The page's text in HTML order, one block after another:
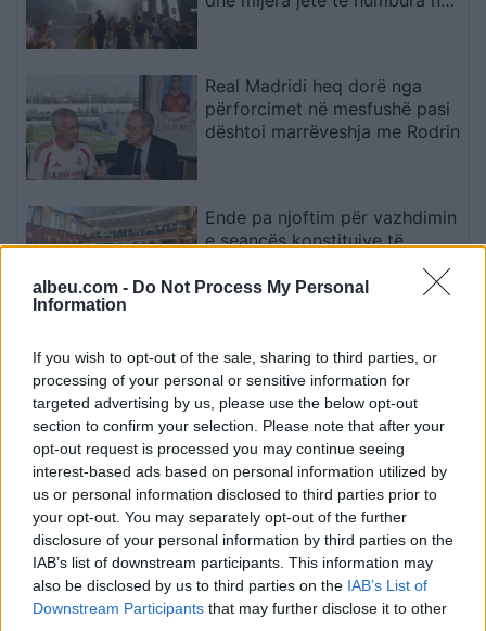
albeu.com - Do Not Process My Personal
Information
If you wish to opt-out of the sale, sharing to third parties, or
processing of your personal or sensitive information for
targeted advertising by us, please use the below opt-out
section to confirm your selection. Please note that after your
opt-out request is processed you may continue seeing
interest-based ads based on personal information utilized by
us or personal information disclosed to third parties prior to
your opt-out. You may separately opt-out of the further
disclosure of your personal information by third parties on the
IAB’s list of downstream participants. This information may
also be disclosed by us to third parties on the IAB’s List of
Downstream Participants that may further disclose it to other
Real Madridi heq dorë nga
përforcimet në mesfushë pasi
dështoi marrëveshja me Rodrin
Ende pa njoftim për vazhdimin
e seancës konstituive të
Aksidenti tragjik në Bavari,
ambasadori Ajeti ngushëllon
familjarët e tre viktimave nga
Kosova
SPGPM kërkon që gazetarëve
t’u garantohet qasja në
informacion
PSG rikthehet me ofertë më të